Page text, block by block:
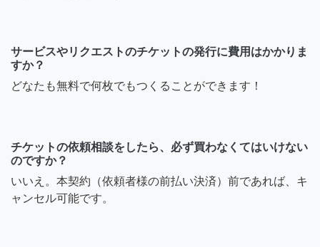
サービスやリクエストのチケットの発行に費用はかかりま
すか？
どなたも無料で何枚でもつくることができます！
チケットの依頼相談をしたら、必ず買わなくてはいけない
のですか？
いいえ。本契約（依頼者様の前払い決済）前であれば、キ
ャンセル可能です。